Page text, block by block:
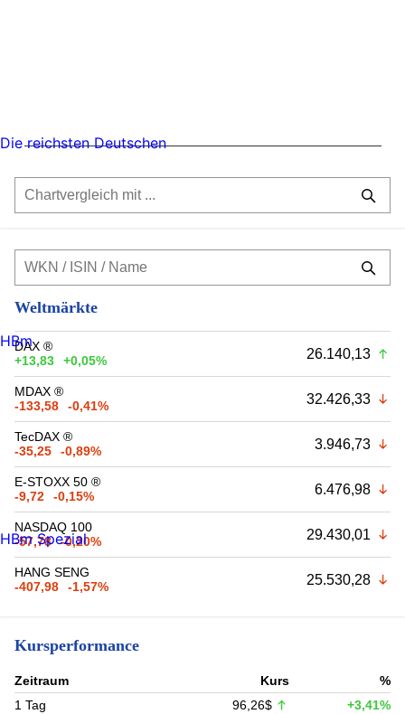
Weltmärkte
DAX ®
+13,83
+0,05% 26.140,13
MDAX ®
-133,58
-0,41% 32.426,33
TecDAX ®
-35,25
-0,89% 3.946,73
E-STOXX 50 ®
-9,72
-0,15% 6.476,98
NASDAQ 100
-57,78
-0,20% 29.430,01
HANG SENG
-407,98
-1,57% 25.530,28
Kursperformance
Zeitraum Kurs
%
1 Tag
96,26$
+3,41%
Die reichsten Deutschen
HBm
HBm Spezial